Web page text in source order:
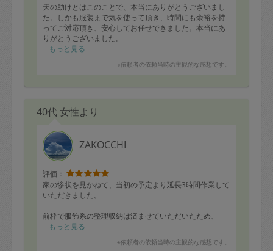
天の助けとはこのことで、本当にありがとうございまし
た。しかも服装まで気を使って頂き、時間にも余裕を持
ってご対応頂き、安心してお任せできました。本当にあ
りがとうございました。
もっと見る
※依頼者の依頼当時の主観的な感想です。
40代 女性より
ZAKOCCHI
評価：
家の惨状を見かねて、当初の予定より延長3時間作業して
いただきました。
前枠で服飾系の整理収納は済ませていただいたため、
大量の洗面所収納とリビングダイニングと和室の片付
もっと見る
※依頼者の依頼当時の主観的な感想です。